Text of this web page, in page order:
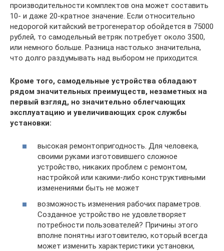
производительности комплектов она может составить
10- и даже 20-кратное значение. Если относительно
недорогой китайский ветрогенератор обойдется в 75000
рублей, то самодельный ветряк потребует около 3500,
или немного больше. Разница настолько значительна,
что долго раздумывать над выбором не приходится.
Кроме того, самодельные устройства обладают
рядом значительных преимуществ, незаметных на
первый взгляд, но значительно облегчающих
эксплуатацию и увеличивающих срок службы
установки:
высокая ремонтопригодность. Для человека,
своими руками изготовившего сложное
устройство, никаких проблем с ремонтом,
настройкой или какими-либо конструктивными
изменениями быть не может
возможность изменения рабочих параметров.
Созданное устройство не удовлетворяет
потребности пользователей? Причины этого
вполне понятны изготовителю, который всегда
может изменить характеристики установки,